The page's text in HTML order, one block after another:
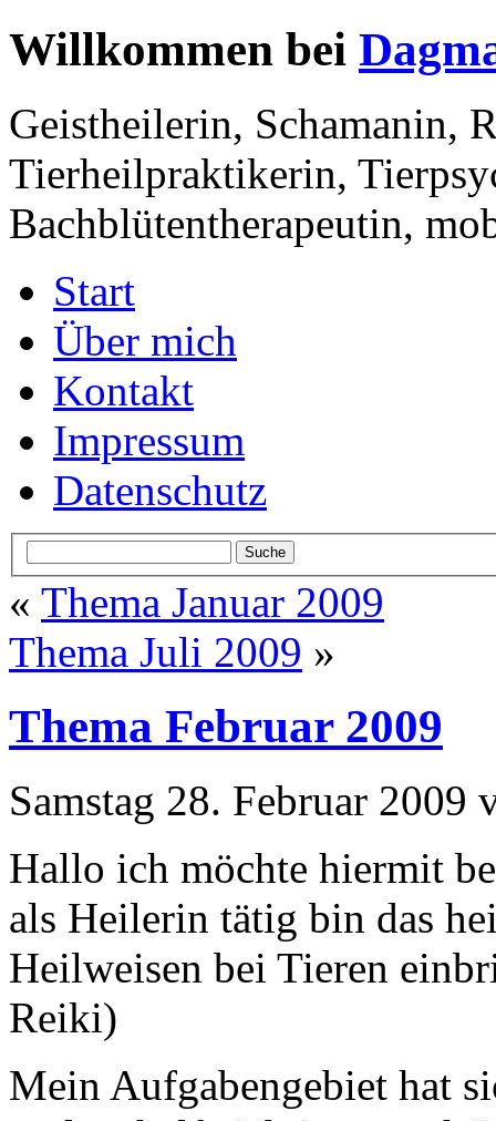
Willkommen bei
Geistheilerin, Schamanin,
Tierheilpraktikerin,
Bachblütentherapeutin,
Start
Über mich
Kontakt
Impressum
Datenschutz
« Thema Januar 2009
Thema Juli 2009 »
Thema Februar 2009
Samstag 28. Februar 2009
Hallo ich möchte hiermit
als Heilerin tätig bin das
Heilweisen bei Tieren
Reiki)
Mein Aufgabengebiet hat